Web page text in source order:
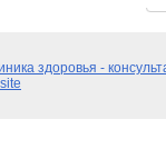
здоровья -